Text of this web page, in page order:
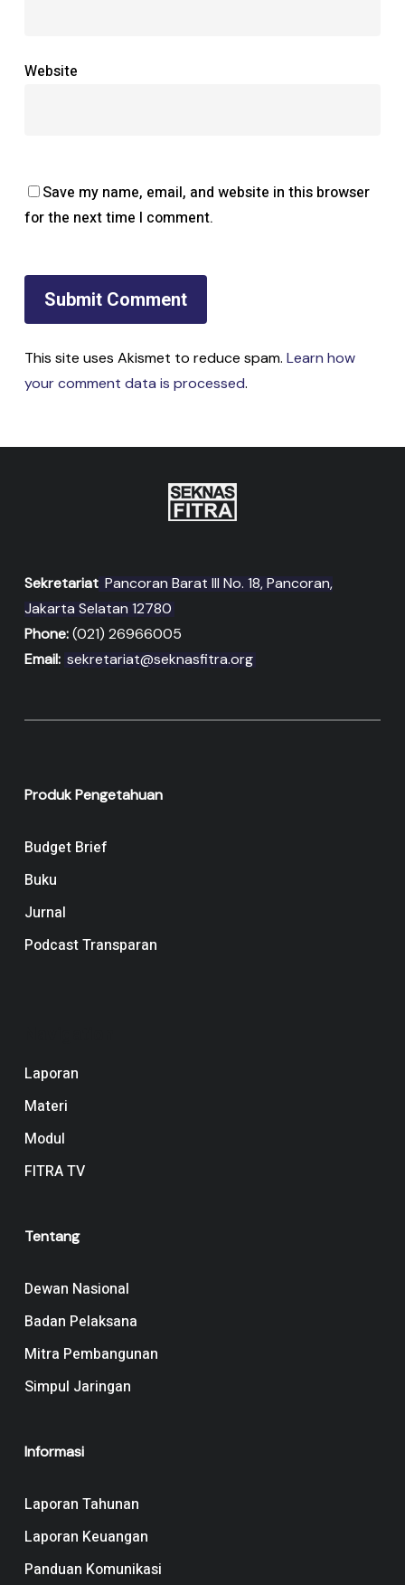
Website
Save my name, email, and website in this browser
for the next time I comment.
This site uses Akismet to reduce spam. Learn how
your comment data is processed.
Sekretariat Pancoran Barat III No. 18, Pancoran,
Jakarta Selatan 12780
Phone:(021) 26966005
Email: sekretariat@seknasfitra.org
Produk Pengetahuan
Budget Brief
Buku
Jurnal
Podcast Transparan
Laporan
Materi
Modul
FITRA TV
Tentang
Dewan Nasional
Badan Pelaksana
Mitra Pembangunan
Simpul Jaringan
Informasi
Laporan Tahunan
Laporan Keuangan
Panduan Komunikasi